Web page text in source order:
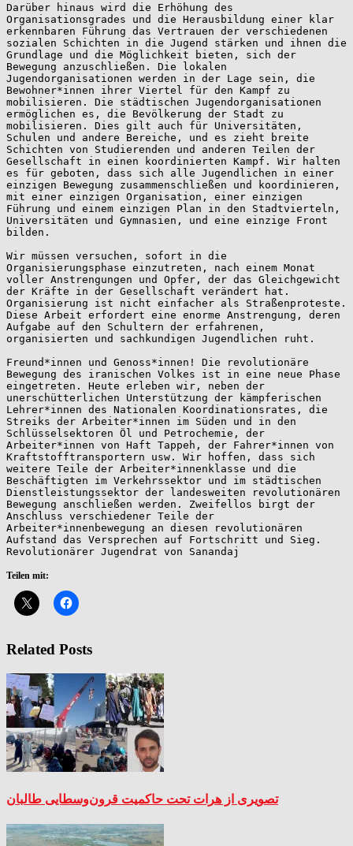
Darüber hinaus wird die Erhöhung des
Organisationsgrades und die Herausbildung einer klar
erkennbaren Führung das Vertrauen der verschiedenen
sozialen Schichten in die Jugend stärken und ihnen die
Grundlage und die Möglichkeit bieten, sich der
Bewegung anzuschließen. Die lokalen
Jugendorganisationen werden in der Lage sein, die
Bewohner*innen ihrer Viertel für den Kampf zu
mobilisieren. Die städtischen Jugendorganisationen
ermöglichen es, die Bevölkerung der Stadt zu
mobilisieren. Dies gilt auch für Universitäten,
Schulen und andere Bereiche, und es zieht breite
Schichten von Studierenden und anderen Teilen der
Gesellschaft in einen koordinierten Kampf. Wir halten
es für geboten, dass sich alle Jugendlichen in einer
einzigen Bewegung zusammenschließen und koordinieren,
mit einer einzigen Organisation, einer einzigen
Führung und einem einzigen Plan in den Stadtvierteln,
Universitäten und Gymnasien, und eine einzige Front
bilden.
Wir müssen versuchen, sofort in die
Organisierungsphase einzutreten, nach einem Monat
voller Anstrengungen und Opfer, der das Gleichgewicht
der Kräfte in der Gesellschaft verändert hat.
Organisierung ist nicht einfacher als Straßenproteste.
Diese Arbeit erfordert eine enorme Anstrengung, deren
Aufgabe auf den Schultern der erfahrenen,
organisierten und sachkundigen Jugendlichen ruht.
Freund*innen und Genoss*innen! Die revolutionäre
Bewegung des iranischen Volkes ist in eine neue Phase
eingetreten. Heute erleben wir, neben der
unerschütterlichen Unterstützung der kämpferischen
Lehrer*innen des Nationalen Koordinationsrates, die
Streiks der Arbeiter*innen im Süden und in den
Schlüsselsektoren Öl und Petrochemie, der
Arbeiter*innen von Haft Tappeh, der Fahrer*innen von
Kraftstofftransportern usw. Wir hoffen, dass sich
weitere Teile der Arbeiter*innenklasse und die
Beschäftigten im Verkehrssektor und im städtischen
Dienstleistungssektor der landesweiten revolutionären
Bewegung anschließen werden. Zweifellos birgt der
Anschluss verschiedener Teile der
Arbeiter*innenbewegung an diesen revolutionären
Aufstand das Versprechen auf Fortschritt und Sieg.
Revolutionärer Jugendrat von Sanandaj
Teilen mit:
Related Posts
تصویری از هرات تحت حاکمیت قرون‌وسطایی طالبان